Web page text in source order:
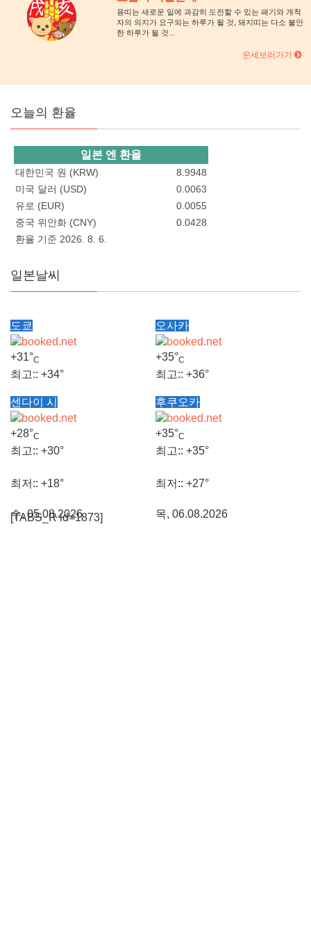
용띠는 새로운 일에 과감히 도전할 수 있는 패기와 개척
자의 의지가 요구되는 하루가 될 것, 돼지띠는 다소 불안
한 하루가 될 것...
운세보러가기
오늘의 환율
일본 엔 환율
대한민국 원 (KRW)
8.9948
미국 달러 (USD)
0.0063
유로 (EUR)
0.0055
중국 위안화 (CNY)
0.0428
환율 기준 2026. 8. 6.
일본날씨
도쿄
+31°C
최고:: +34°
최저::+25°
목, 06.08.2026
오사카
+35°C
최고:: +36°
최저::+28°
목, 06.08.2026
센다이 시
+28°C
최고:: +30°
최저:: +18°
수, 05.08.2026
후쿠오카
+35°C
최고:: +35°
최저:: +27°
목, 06.08.2026
[TABS_R id=1873]